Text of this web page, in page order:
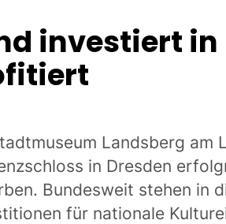
investiert
Landsberg am
in Dresden
Bundesweit stehen in
für nationale